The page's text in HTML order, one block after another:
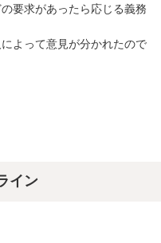
要求があったら応じる義務
よって意見が分かれたので
イン